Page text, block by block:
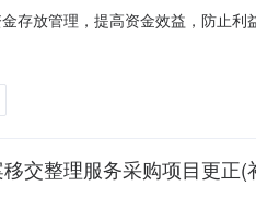
存放管理，提高资金效益，防止
、招标项目名称浙江省诸暨市公
款竞争性存
交整理服务采购项目更正(